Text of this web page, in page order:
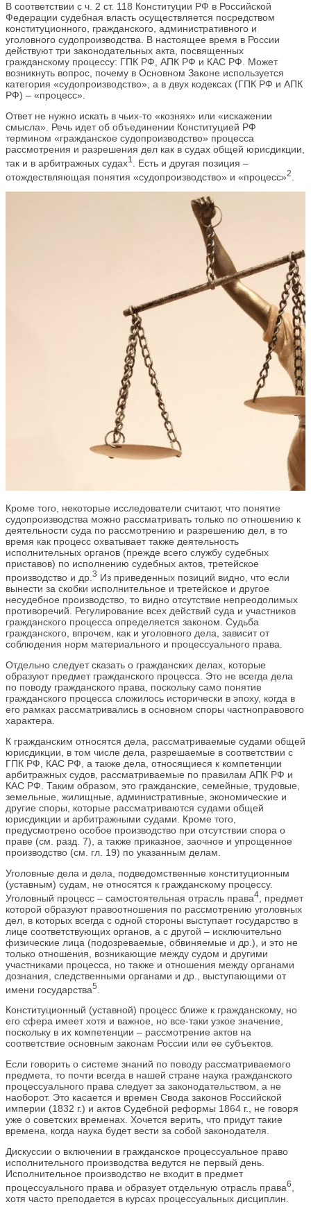
В соответствии с ч. 2 ст. 118 Конституции РФ в Российской
Федерации судебная власть осуществляется посредством
конституционного, гражданского, административного и
уголовного судопроизводства. В настоящее время в России
действуют три законодательных акта, посвященных
гражданскому процессу: ГПК РФ, АПК РФ и КАС РФ. Может
возникнуть вопрос, почему в Основном Законе используется
категория «судопроизводство», а в двух кодексах (ГПК РФ и АПК
РФ) – «процесс».
Ответ не нужно искать в чьих-то «кознях» или «искажении
смысла». Речь идет об объединении Конституцией РФ
термином «гражданское судопроизводство» процесса
рассмотрения и разрешения дел как в судах общей юрисдикции,
так и в арбитражных судах1
. Есть и другая позиция –
отождествляющая понятия «судопроизводство» и «процесс»2
Кроме того, некоторые исследователи считают, что понятие
судопроизводства можно рассматривать только по отношению к
деятельности суда по рассмотрению и разрешению дел, в то
время как процесс охватывает также деятельность
исполнительных органов (прежде всего службу судебных
приставов) по исполнению судебных актов, третейское
производство и др. 3 Из приведенных позиций видно, что если
вынести за скобки исполнительное и третейское и другое
несудебное производство, то видно отсутствие непреодолимых
противоречий. Регулирование всех действий суда и участников
гражданского процесса определяется законом. Судьба
гражданского, впрочем, как и уголовного дела, зависит от
соблюдения норм материального и процессуального права.
Отдельно следует сказать о гражданских делах, которые
образуют предмет гражданского процесса. Это не всегда дела
по поводу гражданского права, поскольку само понятие
гражданского процесса сложилось исторически в эпоху, когда в
его рамках рассматривались в основном споры частноправового
характера.
К гражданским относятся дела, рассматриваемые судами общей
юрисдикции, в том числе дела, разрешаемые в соответствии с
ГПК РФ, КАС РФ, а также дела, относящиеся к компетенции
арбитражных судов, рассматриваемые по правилам АПК РФ и
КАС РФ. Таким образом, это гражданские, семейные, трудовые,
земельные, жилищные, административные, экономические и
другие споры, которые рассматриваются судами общей
юрисдикции и арбитражными судами. Кроме того,
предусмотрено особое производство при отсутствии спора о
праве (см. разд. 7), а также приказное, заочное и упрощенное
производство (см. гл. 19) по указанным делам.
Уголовные дела и дела, подведомственные конституционным
(уставным) судам, не относятся к гражданскому процессу.
Уголовный процесс – самостоятельная отрасль права4
, предмет
которой образуют правоотношения по рассмотрению уголовных
дел, в которых всегда с одной стороны выступает государство в
лице соответствующих органов, а с другой – исключительно
физические лица (подозреваемые, обвиняемые и др.), и это не
только отношения, возникающие между судом и другими
участниками процесса, но также и отношения между органами
дознания, следственными органами и др., выступающими от
имени государства5
Конституционный (уставной) процесс ближе к гражданскому, но
его сфера имеет хотя и важное, но все-таки узкое значение,
поскольку в их компетенции – рассмотрение актов на
соответствие основным законам России или ее субъектов.
Если говорить о системе знаний по поводу рассматриваемого
предмета, то почти всегда в нашей стране наука гражданского
процессуального права следует за законодательством, а не
наоборот. Это касается и времен Свода законов Российской
империи (1832 г.) и актов Судебной реформы 1864 г., не говоря
уже о советских временах. Хочется верить, что придут такие
времена, когда наука будет вести за собой законодателя.
Дискуссии о включении в гражданское процессуальное право
исполнительного производства ведутся не первый день.
Исполнительное производство не входит в предмет
процессуального права и образует отдельную отрасль права6
хотя часто преподается в курсах процессуальных дисциплин.